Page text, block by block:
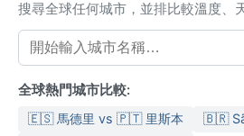
搜尋全球任何城市，並排比較溫度、
全球熱門城市比較:
🇪🇸 馬德里 vs 🇵🇹 里斯本 🇧🇷